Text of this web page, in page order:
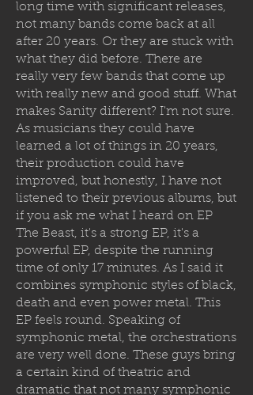
long time with significant releases,
not many bands come back at all
after 20 years. Or they are stuck with
what they did before. There are
really very few bands that come up
with really new and good stuff. What
makes Sanity different? I'm not sure.
As musicians they could have
learned a lot of things in 20 years,
their production could have
improved, but honestly, I have not
listened to their previous albums, but
if you ask me what I heard on EP
The Beast, it's a strong EP, it's a
powerful EP, despite the running
time of only 17 minutes. As I said it
combines symphonic styles of black,
death and even power metal. This
EP feels round. Speaking of
symphonic metal, the orchestrations
are very well done. These guys bring
a certain kind of theatric and
dramatic that not many symphonic